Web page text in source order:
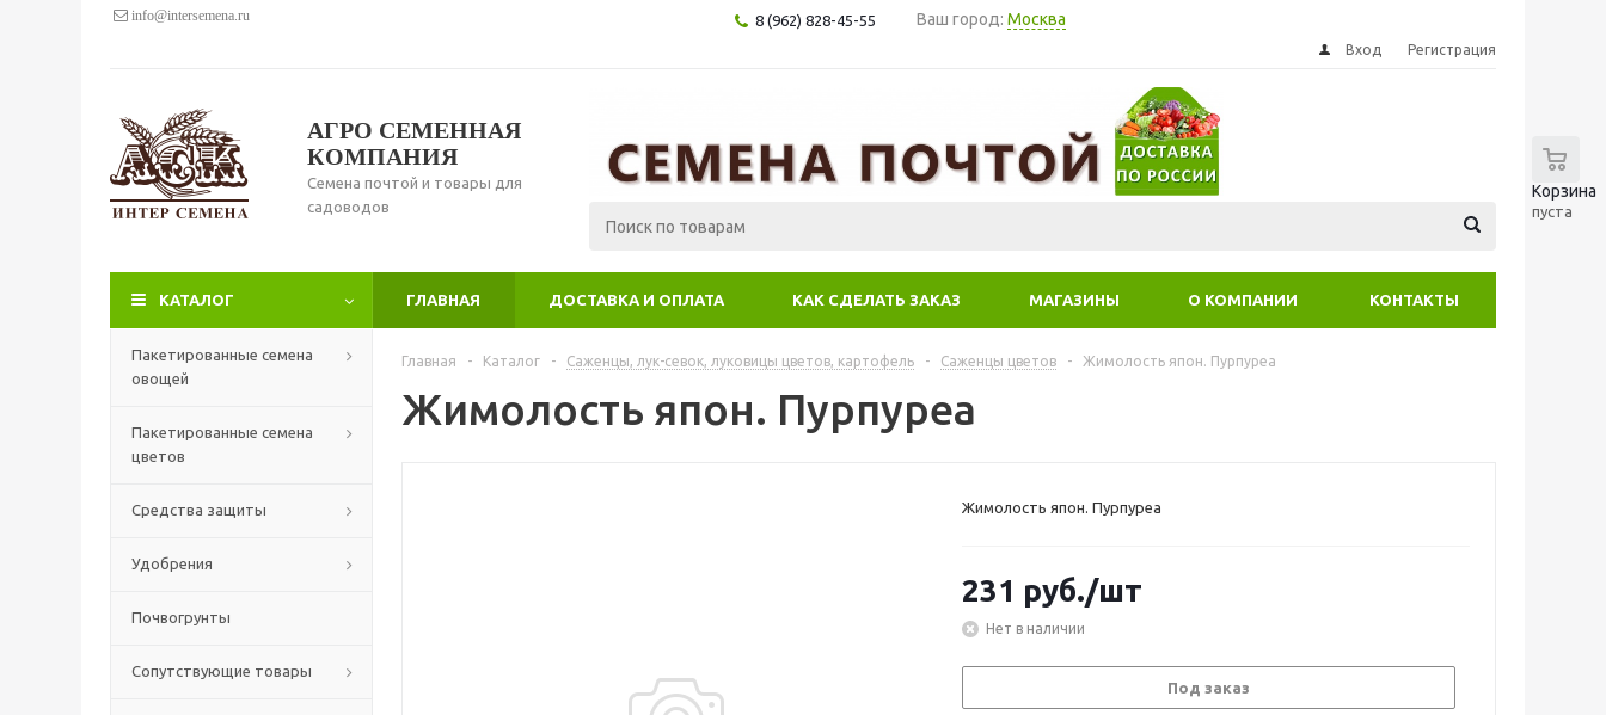
info@intersemena.ru 8 (962) 828-45-55 Ваш город: Москва
Вход Регистрация
АГРО СЕМЕННАЯ
КОМПАНИЯ
Семена почтой и товары для
садоводов
Корзина
пуста
КАТАЛОГ ГЛАВНАЯ ДОСТАВКА И ОПЛАТА КАК СДЕЛАТЬ ЗАКАЗ МАГАЗИНЫ О КОМПАНИИ КОНТАКТЫ
Пакетированные семена
овощей
Пакетированные семена
цветов
Средства защиты
Удобрения
Почвогрунты
Сопутствующие товары
Главная - Каталог - Саженцы, лук-севок, луковицы цветов, картофель - Саженцы цветов - Жимолость япон. Пурпуреа
Жимолость япон. Пурпуреа
Жимолость япон. Пурпуреа
231 руб./шт
Нет в наличии
Под заказ